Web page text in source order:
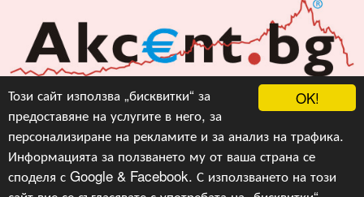
OK!
Този сайт използва „бисквитки“ за
предоставяне на услугите в него, за
персонализиране на рекламите и за анализ на трафика.
Информацията за ползването му от ваша страна се
споделя с Google & Facebook. С използването на този
Акцент БГ ЕООД
info@akcent.bg
Facebook
Copyright © 2010, 2016, 2018-2022, 2023, v.3.0,Акцент